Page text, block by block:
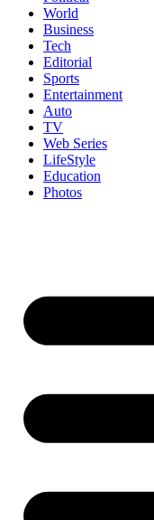
World
Business
Tech
Editorial
Sports
Entertainment
Auto
TV
Web Series
LifeStyle
Education
Photos